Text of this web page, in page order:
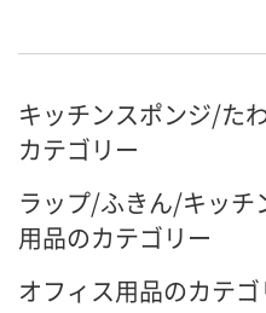
キッチンスポンジ/た
カテゴリー
ラップ/ふきん/キッチ
用品のカテゴリー
オフィス用品のカテゴ